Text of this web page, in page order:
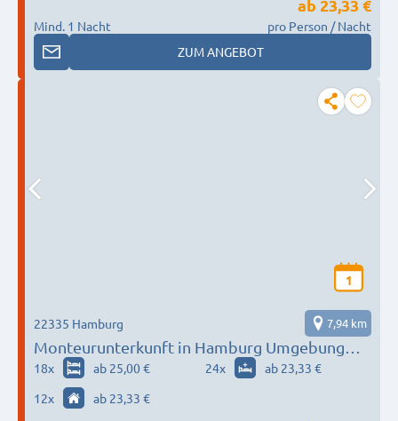
Mind. 1 Nacht
ab 23,33 €
pro Person / Nacht
ZUM ANGEBOT
1
Monteurunterkunft in Hamburg Umgebung
nach Wunsch / Bedürfnis
22335 Hamburg 7,94 km
18x ab 25,00 € 24x
ab 23,33 €
12x ab 23,33 €